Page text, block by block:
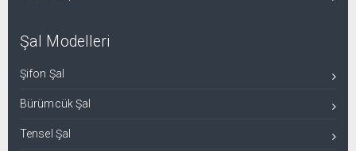
Şal Modelleri
Şifon Şal
Bürümcük Şal
Tensel Şal